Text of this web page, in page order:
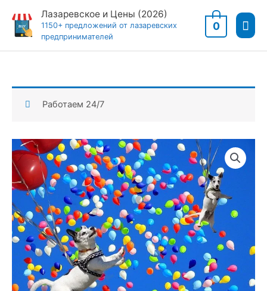
содержимому
Лазаревское и Цены (2026)
1150+ предложений от лазаревских
предпринимателей
0
Работаем 24/7